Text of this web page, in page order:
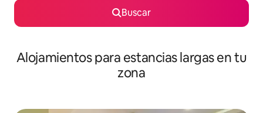
Buscar
Alojamientos para estancias largas en tu
zona